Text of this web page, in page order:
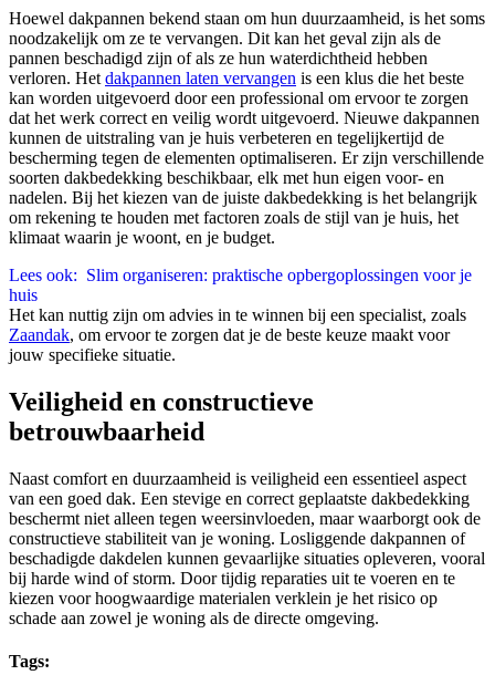
Hoewel dakpannen bekend staan om hun duurzaamheid, is het soms
noodzakelijk om ze te vervangen. Dit kan het geval zijn als de
pannen beschadigd zijn of als ze hun waterdichtheid hebben
verloren. Het dakpannen laten vervangen is een klus die het beste
kan worden uitgevoerd door een professional om ervoor te zorgen
dat het werk correct en veilig wordt uitgevoerd. Nieuwe dakpannen
kunnen de uitstraling van je huis verbeteren en tegelijkertijd de
bescherming tegen de elementen optimaliseren. Er zijn verschillende
soorten dakbedekking beschikbaar, elk met hun eigen voor- en
nadelen. Bij het kiezen van de juiste dakbedekking is het belangrijk
om rekening te houden met factoren zoals de stijl van je huis, het
klimaat waarin je woont, en je budget.
Lees ook: Slim organiseren: praktische opbergoplossingen voor je
huis
Het kan nuttig zijn om advies in te winnen bij een specialist, zoals
Zaandak, om ervoor te zorgen dat je de beste keuze maakt voor
jouw specifieke situatie.
Veiligheid en constructieve
betrouwbaarheid
Naast comfort en duurzaamheid is veiligheid een essentieel aspect
van een goed dak. Een stevige en correct geplaatste dakbedekking
beschermt niet alleen tegen weersinvloeden, maar waarborgt ook de
constructieve stabiliteit van je woning. Losliggende dakpannen of
beschadigde dakdelen kunnen gevaarlijke situaties opleveren, vooral
bij harde wind of storm. Door tijdig reparaties uit te voeren en te
kiezen voor hoogwaardige materialen verklein je het risico op
schade aan zowel je woning als de directe omgeving.
Tags: